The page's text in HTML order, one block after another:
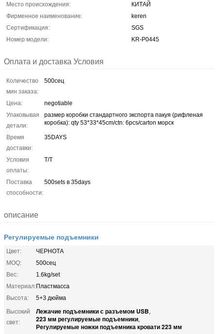
Место происхождения:
КИТАЙ
Фирменное наименование:
keren
Сертификация:
SGS
Номер модели:
KR-P0445
Оплата и доставка Условия
Количество
мин заказа:
500сец
Цена:
negotiable
Упаковывая
детали:
размер коробки стандартного экспорта пакуя (рифленая
коробка): qty 53*33*45cm/ctn: 6pcs/carton морск
Время
доставки:
35DAYS
Условия
оплаты:
T/T
Поставка
способности:
500sets в 35days
описание
Регулируемые подъемники
Цвет:
ЧЕРНОТА
MOQ:
500сец
Вес:
1.6kg/set
Материал:Пластмасса
Высота:
5+3 дюйма
Высокий
свет:
Лежачие подъемники с разъемом USB,
223 мм регулируемые подъемники,
Регулируемые ножки подъемника кровати 223 мм